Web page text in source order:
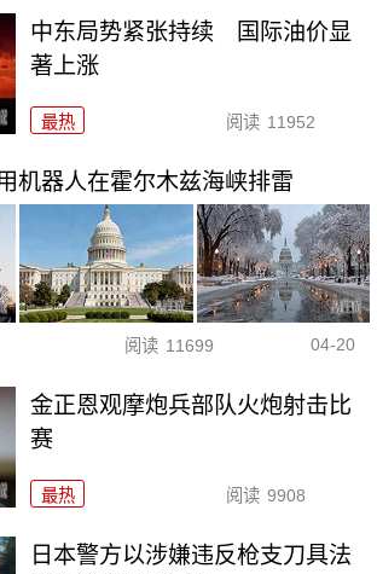
中东局势紧张持续 国际油价显
著上涨
最热 阅读 11952
机器人在霍尔木兹海峡排雷
阅读 11699 04-20
金正恩观摩炮兵部队火炮射击比
赛
最热 阅读 9908
日本警方以涉嫌违反枪支刀具法